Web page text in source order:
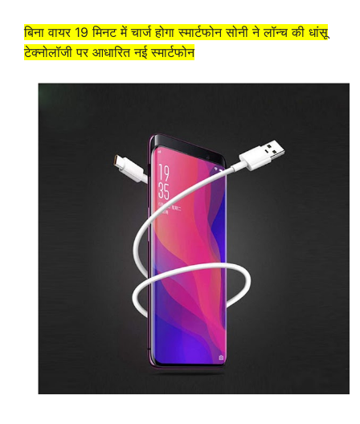
बिना वायर 19 मिनट में चार्ज होगा स्मार्टफोन सोनी ने लॉन्च की धांसू
टेक्नोलॉजी पर आधारित नई स्मार्टफोन